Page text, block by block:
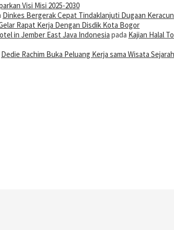
Visi Misi 2025-2030
Dinkes Bergerak Cepat Tindaklanjuti Dugaan
Rapat Kerja Dengan Disdik Kota Bogor
in Jember East Java Indonesia pada Kajian Halal
Dedie Rachim Buka Peluang Kerja sama Wisata